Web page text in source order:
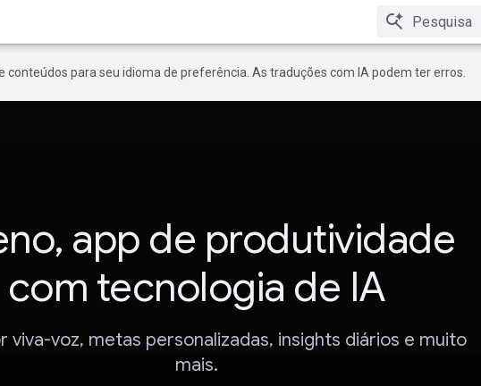
conteúdos para seu idioma de preferência. As traduções com IA podem ter erros.
app de produtividade
com tecnologia de IA
viva-voz, metas personalizadas, insights diários e muito
mais.